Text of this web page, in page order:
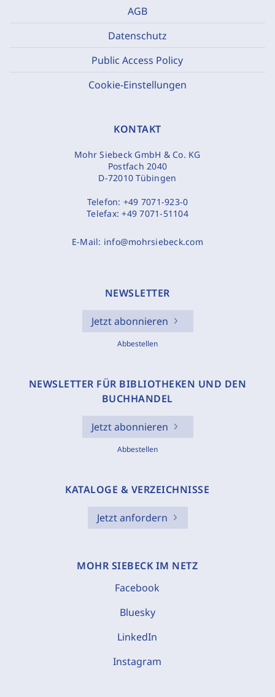
AGB
Datenschutz
Public Access Policy
Cookie-Einstellungen
KONTAKT
Mohr Siebeck GmbH & Co. KG
Postfach 2040
D-72010 Tübingen
Telefon: +49 7071-923-0
Telefax:+49 7071-51104
E-Mail: info@mohrsiebeck.com
NEWSLETTER
Jetzt abonnieren
Abbestellen
NEWSLETTER FÜR BIBLIOTHEKEN UND DEN
BUCHHANDEL
Jetzt abonnieren
Abbestellen
KATALOGE & VERZEICHNISSE
Jetzt anfordern
MOHR SIEBECK IM NETZ
Facebook
Bluesky
LinkedIn
Instagram